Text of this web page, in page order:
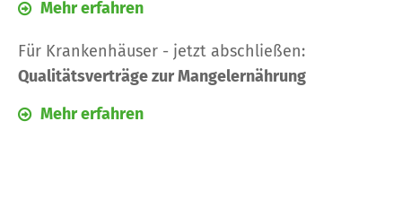
Mehr erfahren
Für Krankenhäuser - jetzt abschließen:
Qualitätsverträge zur Mangelernährung
Mehr erfahren